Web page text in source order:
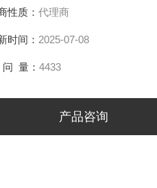
性质： 代理商
时间： 2025-07-08
量： 4433
产品咨询